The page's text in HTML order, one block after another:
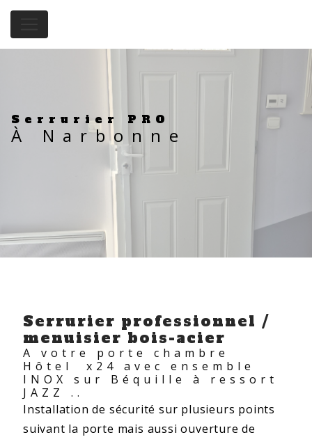
Panneau de gestion des cookies
Serrurier PRO
À Narbonne
Serrurier professionnel /
menuisier bois-acier
A votre porte chambre
Hôtel x24 avec ensemble
INOX sur Béquille à ressort
JAZZ ..
Installation de sécurité sur plusieurs points
suivant la porte mais aussi ouverture de